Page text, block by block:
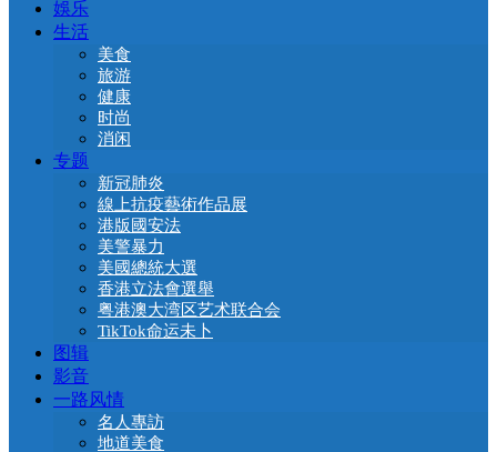
娛乐
生活
美食
旅游
健康
时尚
消闲
专题
新冠肺炎
線上抗疫藝術作品展
港版國安法
美警暴力
美國總統大選
香港立法會選舉
粤港澳大湾区艺术联合会
TikTok命运未卜
图辑
影音
一路风情
名人專訪
地道美食